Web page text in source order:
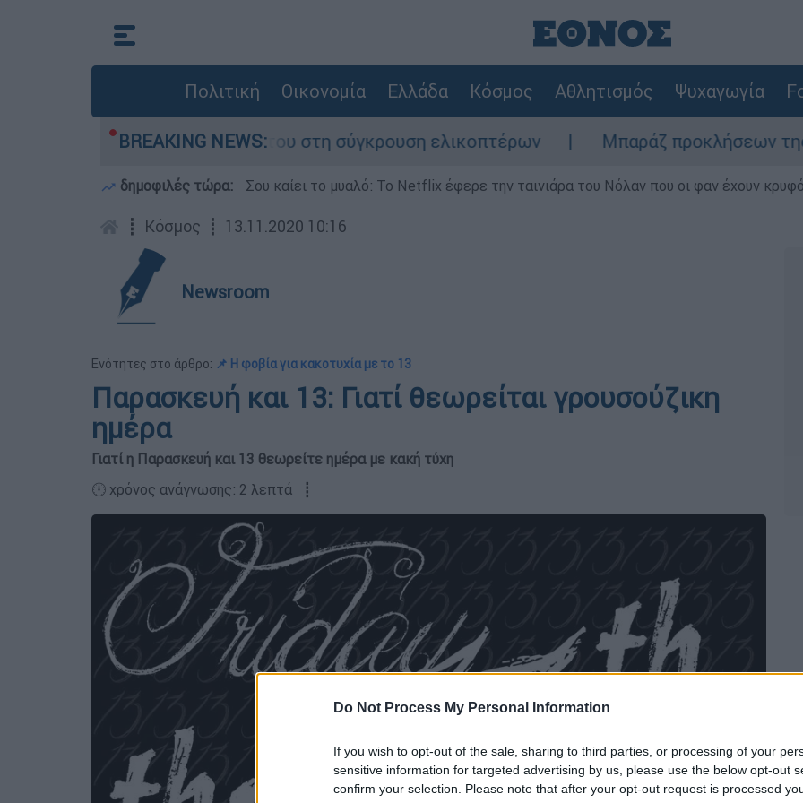
Do Not Process My Personal Information
If you wish to opt-out of the sale, sharing to third parties, or processing of your
sensitive information for targeted advertising by us, please use the below opt-out
confirm your selection. Please note that after your opt-out request is processed
Πολιτική Οικονομία Ελλάδα Κόσμος Αθλητισμός Ψυχαγωγία
BREAKING NEWS:
που έχασε τη ζωή του στη σύγκρουση ελικοπτέρων Μπαράζ προκλήσεων της
δημοφιλές τώρα: Σου καίει το μυαλό: Το Netflix έφερε την ταινιάρα του Νόλαν που οι φαν έχουν
┋ Κόσμος ┋ 13.11.2020 10:16
Newsroom
Ενότητες στο άρθρο: 📌 Η φοβία για κακοτυχία με το 13
Παρασκευή και 13: Γιατί θεωρείται γρουσούζικη
ημέρα
Γιατί η Παρασκευή και 13 θεωρείτε ημέρα με κακή τύχη
🕛 χρόνος ανάγνωσης: 2 λεπτά ┋